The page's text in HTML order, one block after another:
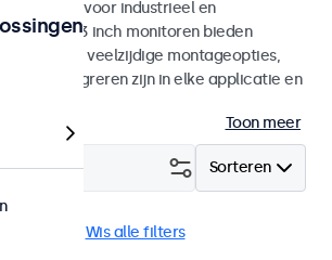
ontworpen voor industrieel en
Deze 13 inch monitoren bieden
en veelzijdige montageopties,
te integreren zijn in elke applicatie en
Toon meer
Sorteren
Wis alle filters